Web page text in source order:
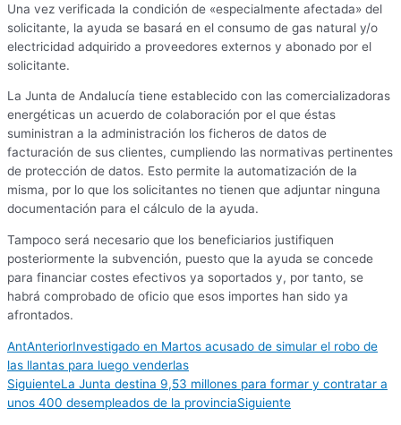
Una vez verificada la condición de «especialmente afectada» del
solicitante, la ayuda se basará en el consumo de gas natural y/o
electricidad adquirido a proveedores externos y abonado por el
solicitante.
La Junta de Andalucía tiene establecido con las comercializadoras
energéticas un acuerdo de colaboración por el que éstas
suministran a la administración los ficheros de datos de
facturación de sus clientes, cumpliendo las normativas pertinentes
de protección de datos. Esto permite la automatización de la
misma, por lo que los solicitantes no tienen que adjuntar ninguna
documentación para el cálculo de la ayuda.
Tampoco será necesario que los beneficiarios justifiquen
posteriormente la subvención, puesto que la ayuda se concede
para financiar costes efectivos ya soportados y, por tanto, se
habrá comprobado de oficio que esos importes han sido ya
afrontados.
AntAnteriorInvestigado en Martos acusado de simular el robo de
las llantas para luego venderlas
SiguienteLa Junta destina 9,53 millones para formar y contratar a
unos 400 desempleados de la provinciaSiguiente